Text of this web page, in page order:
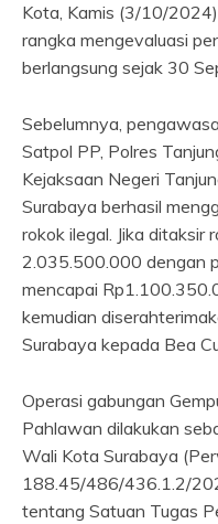
Kota, Kamis (3/10/
rangka mengevaluasi
berlangsung sejak 30
Sebelumnya,
Satpol PP, Polres
Kejaksaan Negeri
Surabaya berhasil
rokok ilegal. Jika ditaksir
2.035.500.000 dengan
mencapai
kemudian
Surabaya kepada Bea
Operasi gabungan
Pahlawan dilakukan
Wali Kota Surabaya
188.45/486/436.1.2/
tentang Satuan Tugas